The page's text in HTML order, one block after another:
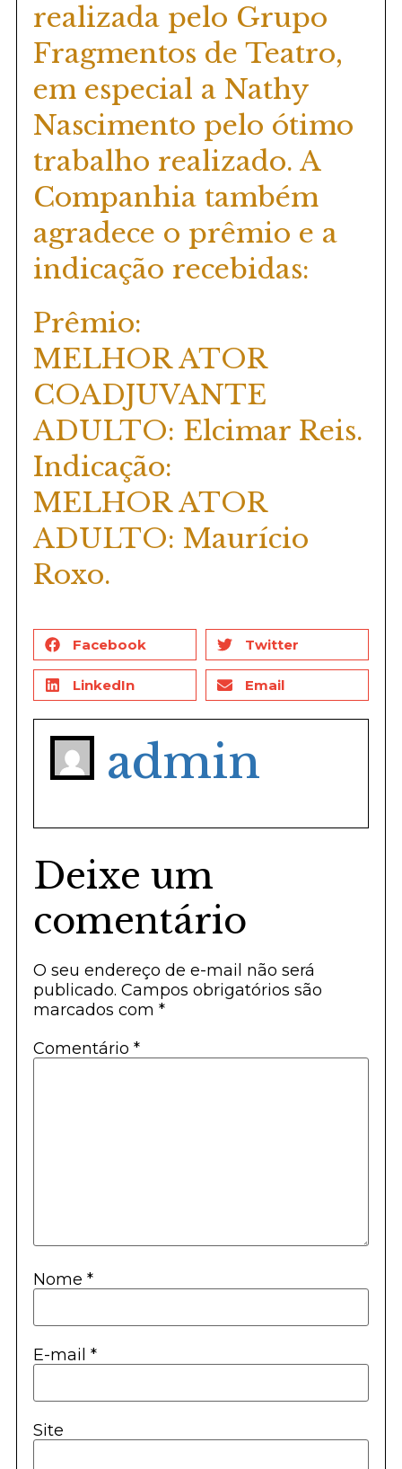
realizada pelo Grupo
Fragmentos de Teatro,
em especial a Nathy
Nascimento pelo ótimo
trabalho realizado. A
Companhia também
agradece o prêmio e a
indicação recebidas:
Prêmio:
MELHOR ATOR
COADJUVANTE
ADULTO: Elcimar Reis.
Indicação:
MELHOR ATOR
ADULTO: Maurício
Roxo.
Facebook Twitter
LinkedIn Email
admin
Deixe um
comentário
O seu endereço de e-mail não será
publicado. Campos obrigatórios são
marcados com *
Comentário *
Nome *
E-mail *
Site